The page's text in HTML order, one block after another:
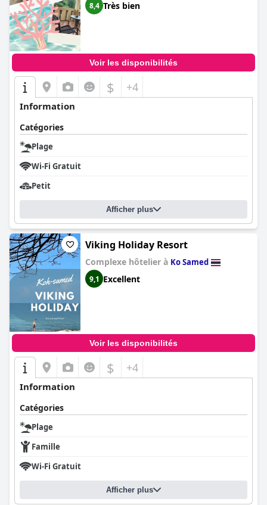
8,4 Très bien
Voir les disponibilités
$ +4
Information
Catégories
Plage
Wi-Fi Gratuit
Petit
Afficher plus
Viking Holiday Resort
Complexe hôtelier à Ko Samed
9,1 Excellent
Voir les disponibilités
$ +4
Information
Catégories
Plage
Famille
Wi-Fi Gratuit
Afficher plus